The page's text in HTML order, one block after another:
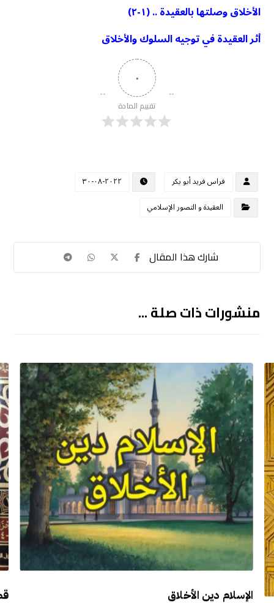
الأخلاق وصلتها بالعقيدة .. (١-٢)
أثر العقيدة في توجيه السلوك والأخلاق
٠
تقييم المادة
فراس فريد أبو بكر
٢٠٢٢-٠٨-٣٠
العقيدة و التصور الإسلامي
منشورات ذات صلة ...
الإسلام دين الأخلاق